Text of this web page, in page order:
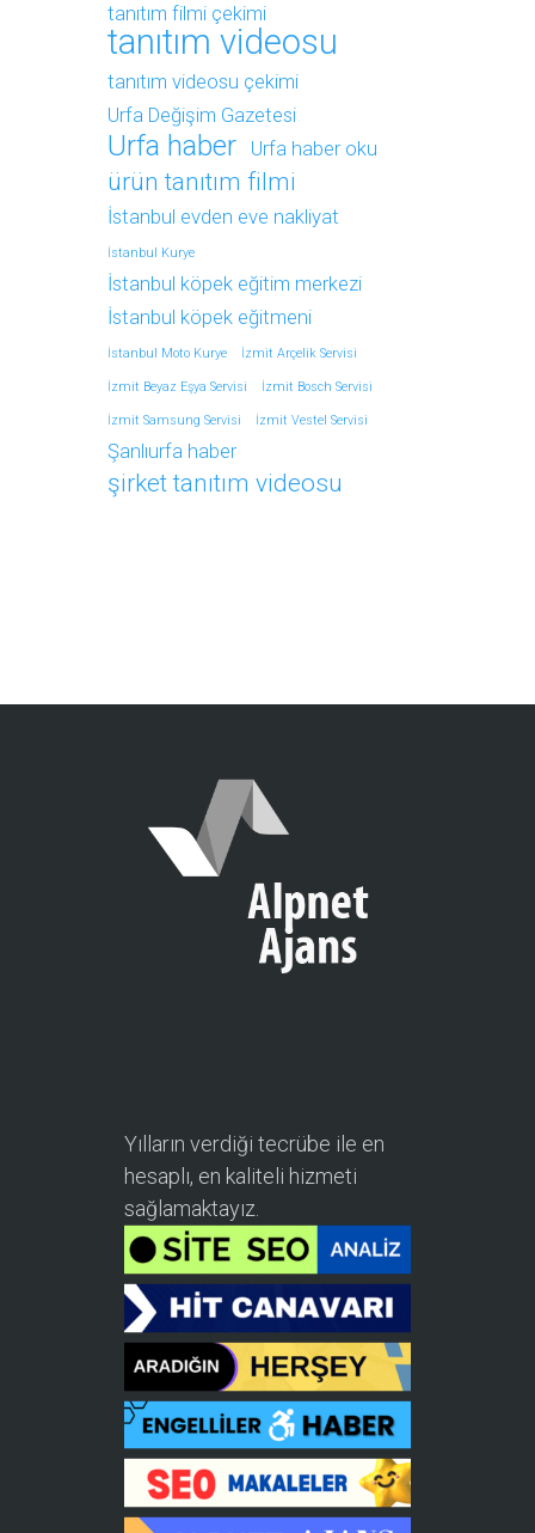
tanıtım filmi çekimi
tanıtım videosu
tanıtım videosu çekimi
Urfa Değişim Gazetesi
Urfa haber Urfa haber oku
ürün tanıtım filmi
İstanbul evden eve nakliyat
İstanbul Kurye
İstanbul köpek eğitim merkezi
İstanbul köpek eğitmeni
İstanbul Moto Kurye İzmit Arçelik Servisi
İzmit Beyaz Eşya Servisi İzmit Bosch Servisi
İzmit Samsung Servisi İzmit Vestel Servisi
Şanlıurfa haber
şirket tanıtım videosu
Yılların verdiği tecrübe ile en
hesaplı, en kaliteli hizmeti
sağlamaktayız.